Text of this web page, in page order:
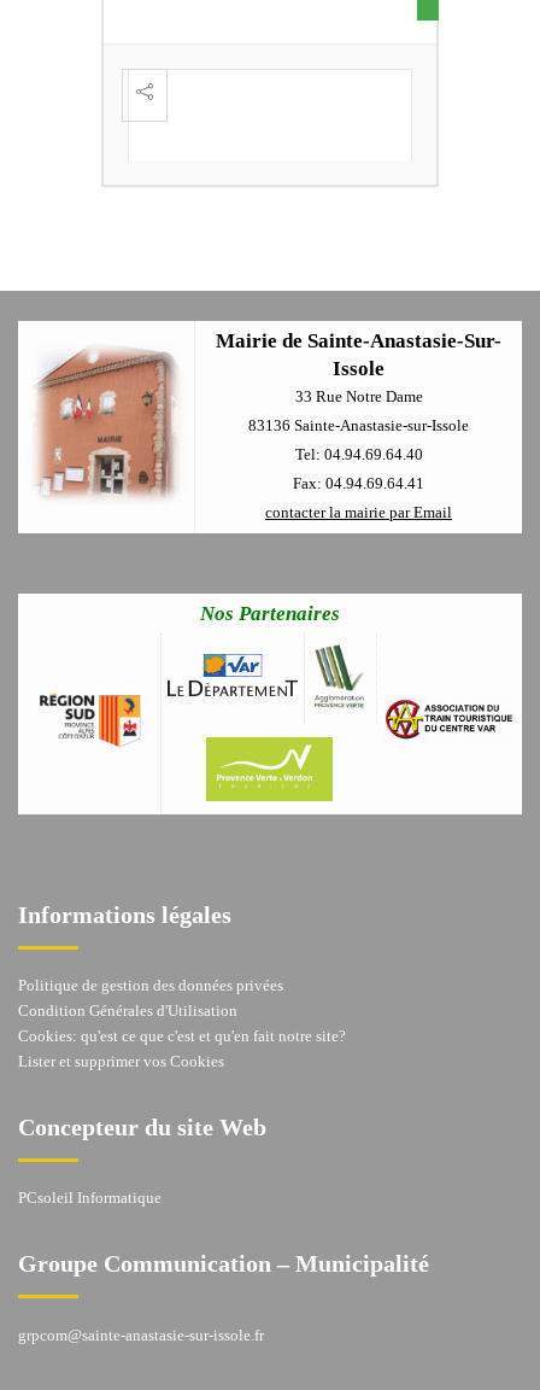
Mairie de Sainte-Anastasie-Sur-
Issole
33 Rue Notre Dame
83136 Sainte-Anastasie-sur-Issole
Tel: 04.94.69.64.40
Fax: 04.94.69.64.41
contacter la mairie par Email
Nos Partenaires
Informations légales
Politique de gestion des données privées
Condition Générales d'Utilisation
Cookies: qu'est ce que c'est et qu'en fait notre site?
Lister et supprimer vos Cookies
Concepteur du site Web
PCsoleil Informatique
Groupe Communication – Municipalité
grpcom@sainte-anastasie-sur-issole.fr